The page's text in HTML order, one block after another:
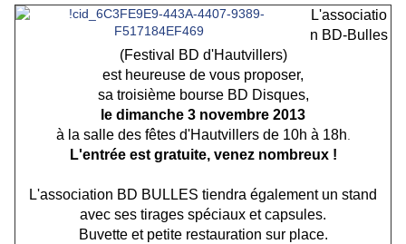
L'associatio
n BD-Bulles
(Festival BD d'Hautvillers)
est heureuse de vous proposer,
sa troisième bourse BD Disques,
le dimanche 3 novembre 2013
à la salle des fêtes d'Hautvillers de 10h à 18h
L'entrée est gratuite, venez nombreux !
L'association BD BULLES tiendra également un stand
avec ses tirages spéciaux et capsules.
Buvette et petite restauration sur place.